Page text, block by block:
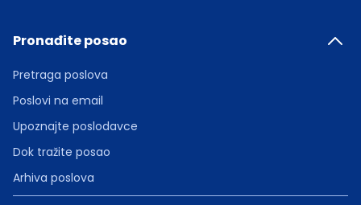
Pronađite posao
Pretraga poslova
Poslovi na email
Upoznajte poslodavce
Dok tražite posao
Arhiva poslova